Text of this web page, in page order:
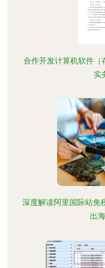
合作开发计算机软件（
实
深度解读阿里国际站免
出